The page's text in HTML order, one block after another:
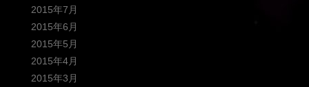
2015年7月
2015年6月
2015年5月
2015年4月
2015年3月